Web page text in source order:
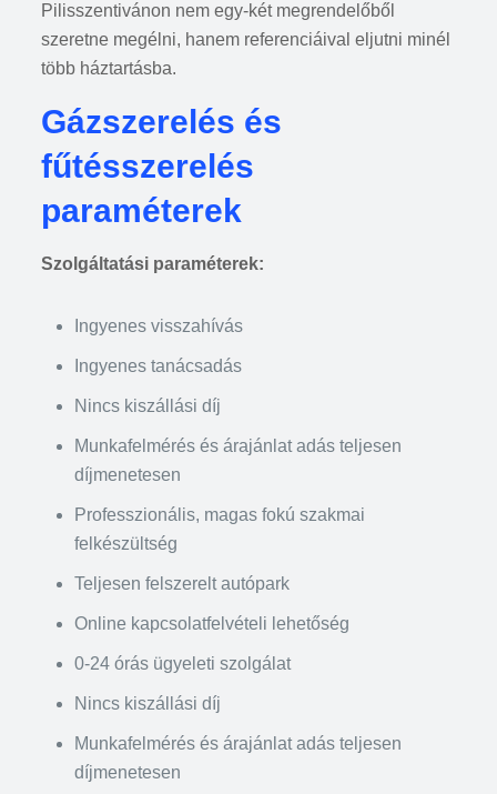
Pilisszentivánon nem egy-két megrendelőből
szeretne megélni, hanem referenciáival eljutni minél
több háztartásba.
Gázszerelés és
fűtésszerelés
paraméterek
Szolgáltatási paraméterek:
Ingyenes visszahívás
Ingyenes tanácsadás
Nincs kiszállási díj
Munkafelmérés és árajánlat adás teljesen
díjmenetesen
Professzionális, magas fokú szakmai
felkészültség
Teljesen felszerelt autópark
Online kapcsolatfelvételi lehetőség
0-24 órás ügyeleti szolgálat
Nincs kiszállási díj
Munkafelmérés és árajánlat adás teljesen
díjmenetesen